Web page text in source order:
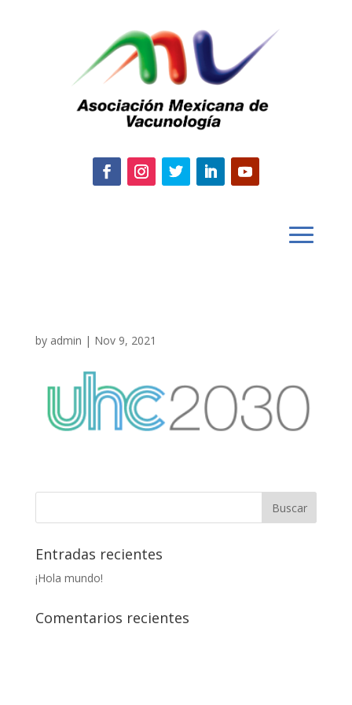
by admin | Nov 9, 2021
Entradas recientes
¡Hola mundo!
Comentarios recientes